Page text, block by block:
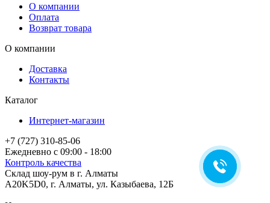
О компании
Оплата
Возврат товара
О компании
Доставка
Контакты
Каталог
Интернет-магазин
+7 (727) 310-85-06
Ежедневно с 09:00 - 18:00
Контроль качества
Склад шоу-рум в г. Алматы
A20K5D0, г. Алматы, ул. Казыбаева, 12Б